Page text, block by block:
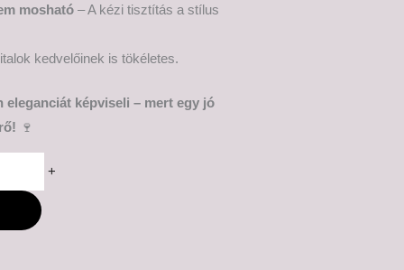
mosható – A kézi tisztítás a stílus
kedvelőinek is tökéletes.
képviseli – mert egy jó
🍷
+